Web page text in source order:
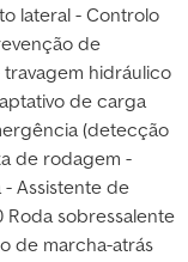
lateral - Controlo
de
hidráulico
de carga
(detecção
de rodagem -
Assistente de
sobressalente
de marcha-atrás